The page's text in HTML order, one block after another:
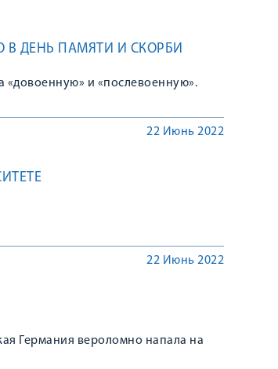
В ДЕНЬ ПАМЯТИ И СКОРБИ
«довоенную» и «послевоенную».
22 Июнь 2022
22 Июнь 2022
Германия вероломно напала на